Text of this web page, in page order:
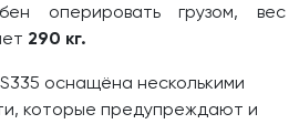
оперировать грузом, вес
290 кг.
оснащёна несколькими
которые предупреждают и